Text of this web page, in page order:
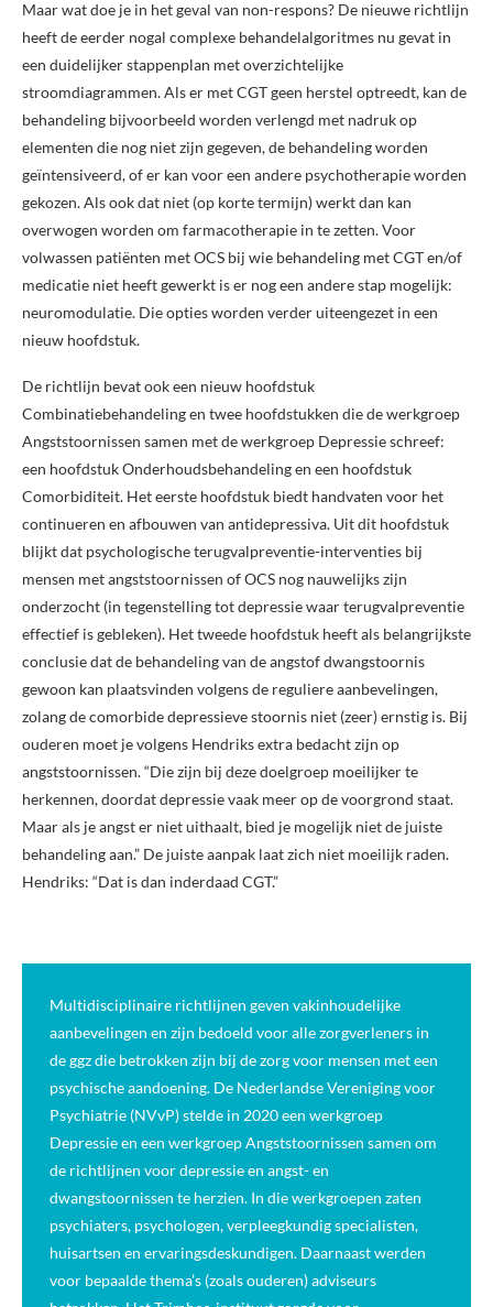
Maar wat doe je in het geval van non-respons? De nieuwe richtlijn
heeft de eerder nogal complexe behandelalgoritmes nu gevat in
een duidelijker stappenplan met overzichtelijke
stroomdiagrammen. Als er met CGT geen herstel optreedt, kan de
behandeling bijvoorbeeld worden verlengd met nadruk op
elementen die nog niet zijn gegeven, de behandeling worden
geïntensiveerd, of er kan voor een andere psychotherapie worden
gekozen. Als ook dat niet (op korte termijn) werkt dan kan
overwogen worden om farmacotherapie in te zetten. Voor
volwassen patiënten met OCS bij wie behandeling met CGT en/of
medicatie niet heeft gewerkt is er nog een andere stap mogelijk:
neuromodulatie. Die opties worden verder uiteengezet in een
nieuw hoofdstuk.
De richtlijn bevat ook een nieuw hoofdstuk
Combinatiebehandeling en twee hoofdstukken die de werkgroep
Angststoornissen samen met de werkgroep Depressie schreef:
een hoofdstuk Onderhoudsbehandeling en een hoofdstuk
Comorbiditeit. Het eerste hoofdstuk biedt handvaten voor het
continueren en afbouwen van antidepressiva. Uit dit hoofdstuk
blijkt dat psychologische terugvalpreventie-interventies bij
mensen met angststoornissen of OCS nog nauwelijks zijn
onderzocht (in tegenstelling tot depressie waar terugvalpreventie
effectief is gebleken). Het tweede hoofdstuk heeft als belangrijkste
conclusie dat de behandeling van de angstof dwangstoornis
gewoon kan plaatsvinden volgens de reguliere aanbevelingen,
zolang de comorbide depressieve stoornis niet (zeer) ernstig is. Bij
ouderen moet je volgens Hendriks extra bedacht zijn op
angststoornissen. “Die zijn bij deze doelgroep moeilijker te
herkennen, doordat depressie vaak meer op de voorgrond staat.
Maar als je angst er niet uithaalt, bied je mogelijk niet de juiste
behandeling aan.” De juiste aanpak laat zich niet moeilijk raden.
Hendriks: “Dat is dan inderdaad CGT.”
Multidisciplinaire richtlijnen geven vakinhoudelijke
aanbevelingen en zijn bedoeld voor alle zorgverleners in
de ggz die betrokken zijn bij de zorg voor mensen met een
psychische aandoening. De Nederlandse Vereniging voor
Psychiatrie (NVvP) stelde in 2020 een werkgroep
Depressie en een werkgroep Angststoornissen samen om
de richtlijnen voor depressie en angst- en
dwangstoornissen te herzien. In die werkgroepen zaten
psychiaters, psychologen, verpleegkundig specialisten,
huisartsen en ervaringsdeskundigen. Daarnaast werden
voor bepaalde thema’s (zoals ouderen) adviseurs